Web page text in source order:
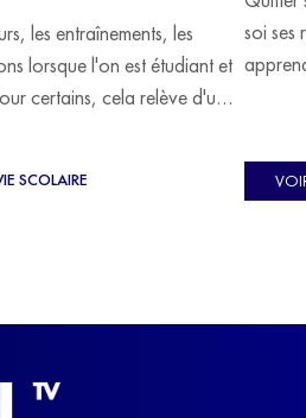
les entraînements, les
lorsque l'on est étudiant et
certains, cela relève d'un
d'Europe de Horse-
ses études avant de
SCOLAIRE
soi ses
C'est
celle